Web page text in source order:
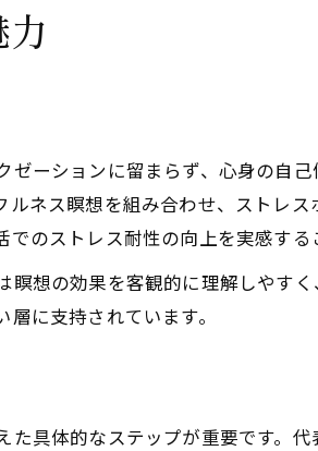
ーションに留まらず、心身の自
ネス瞑想を組み合わせ、ストレ
のストレス耐性の向上を実感する
想の効果を客観的に理解しやす
に支持されています。
具体的なステップが重要です。